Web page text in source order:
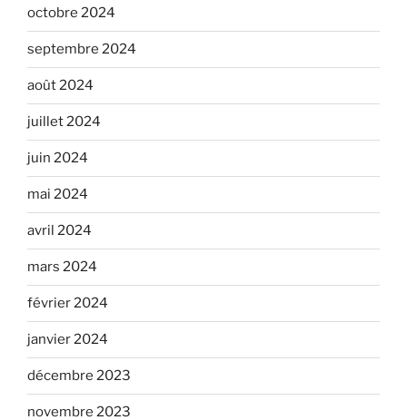
octobre 2024
septembre 2024
août 2024
juillet 2024
juin 2024
mai 2024
avril 2024
mars 2024
février 2024
janvier 2024
décembre 2023
novembre 2023